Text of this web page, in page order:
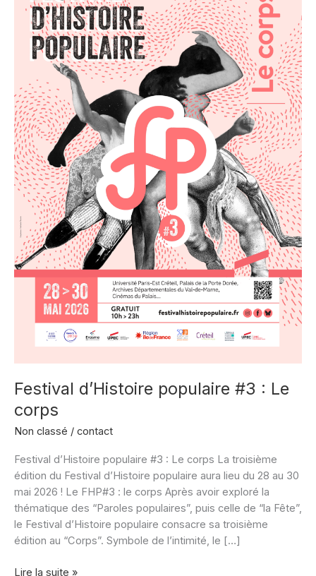
Festival d’Histoire populaire #3 : Le
corps
Non classé / contact
Festival d’Histoire populaire #3 : Le corps La troisième
édition du Festival d’Histoire populaire aura lieu du 28 au 30
mai 2026 ! Le FHP#3 : le corps Après avoir exploré la
thématique des “Paroles populaires”, puis celle de “la Fête”,
le Festival d’Histoire populaire consacre sa troisième
édition au “Corps”. Symbole de l’intimité, le […]
Festival
Lire la suite »